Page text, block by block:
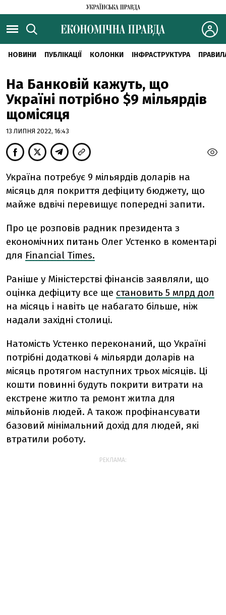
НОВИНИ ПУБЛІКАЦІЇ КОЛОНКИ ІНФРАСТРУКТУРА
На Банковій кажуть, що
Україні потрібно $9 мільярдів
щомісяця
13 ЛИПНЯ 2022, 16:43
Україна потребує 9 мільярдів доларів на
місяць для покриття дефіциту бюджету, що
майже вдвічі перевищує попередні запити.
Про це розповів радник президента з
економічних питань Олег Устенко в коментарі
для Financial Times.
Раніше у Міністерстві фінансів заявляли, що
оцінка дефіциту все ще становить 5 млрд дол
на місяць і навіть це набагато більше, ніж
надали західні столиці.
Натомість Устенко переконаний, що Україні
потрібні додаткові 4 мільярди доларів на
місяць протягом наступних трьох місяців. Ці
кошти повинні будуть покрити витрати на
екстрене житло та ремонт житла для
мільйонів людей. А також профінансувати
базовий мінімальний дохід для людей, які
втратили роботу.
РЕКЛАМА: